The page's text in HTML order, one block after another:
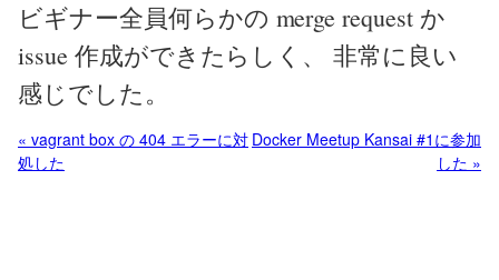
ビギナー全員何らかの merge request か
issue 作成ができたらしく、 非常に良い
感じでした。
« vagrant box の 404 エラーに対
処した
Docker Meetup Kansai #1に参加
した »